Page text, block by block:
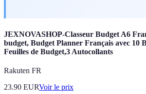
JEXNOVASHOP-Classeur Budget A6
budget, Budget Planner Français avec 10
Feuilles de Budget,3 Autocollants
Rakuten FR
23.90 EURVoir le prix